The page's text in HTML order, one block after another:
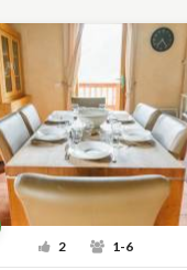
2 1-6